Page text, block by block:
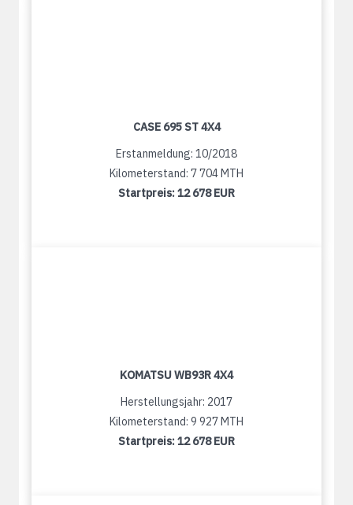
CASE 695 ST 4X4
Erstanmeldung: 10/2018
Kilometerstand: 7 704 MTH
Startpreis:12 678 EUR
KOMATSU WB93R 4X4
Herstellungsjahr: 2017
Kilometerstand: 9 927 MTH
Startpreis:12 678 EUR